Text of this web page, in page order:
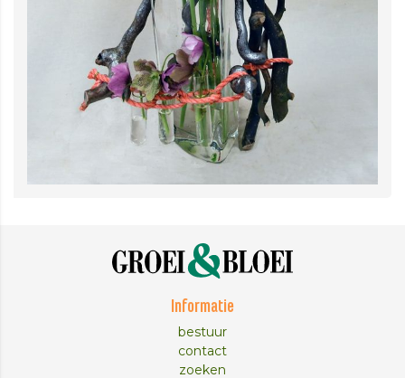
Informatie
bestuur
contact
zoeken